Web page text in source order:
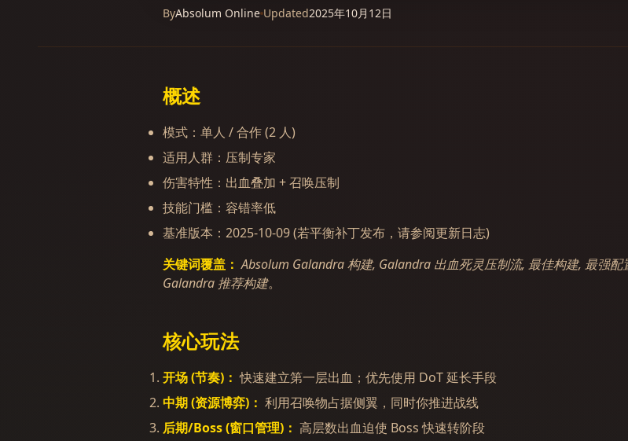
ByAbsolum Online Updated2025年10月12日
概述
模式：单人 / 合作 (2 人)
适用人群：压制专家
伤害特性：出血叠加 + 召唤压制
技能门槛：容错率低
基准版本：2025-10-09 (若平衡补丁发布，请参阅更新日志)
关键词覆盖： Absolum Galandra 构建, Galandra 出血死灵压制流, 最佳构建, 最强配
Galandra 推荐构建。
核心玩法
开场 (节奏)： 快速建立第一层出血；优先使用 DoT 延长手段
中期 (资源博弈)： 利用召唤物占据侧翼，同时你推进战线
后期/Boss (窗口管理)： 高层数出血迫使 Boss 快速转阶段